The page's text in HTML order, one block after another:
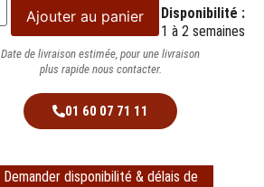
Ajouter au panier
Disponibilité :
1 à 2 semaines
Date de livraison estimée, pour une livraison
plus rapide nous contacter.
01 60 07 71 11
Demander disponibilité & délais de